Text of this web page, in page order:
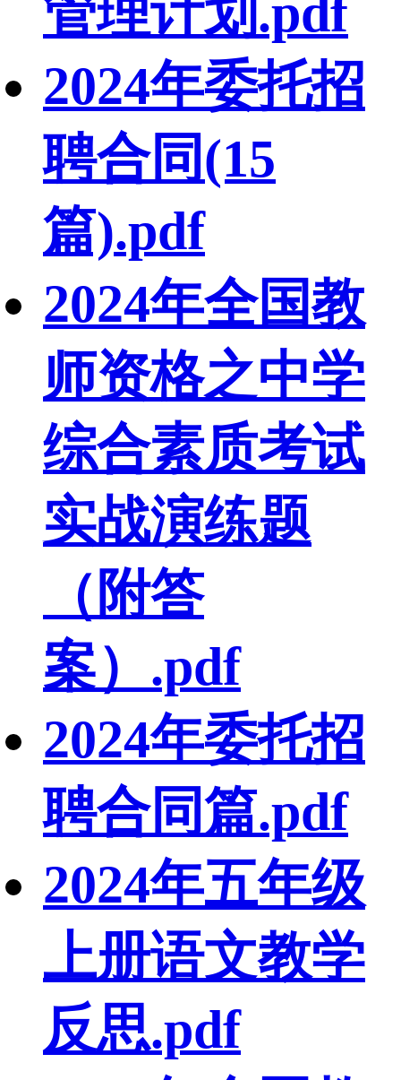
管理计划.pdf
2024年委托招
聘合同(15
篇).pdf
2024年全国教
师资格之中学
综合素质考试
实战演练题
（附答
案）.pdf
2024年委托招
聘合同篇.pdf
2024年五年级
上册语文教学
反思.pdf